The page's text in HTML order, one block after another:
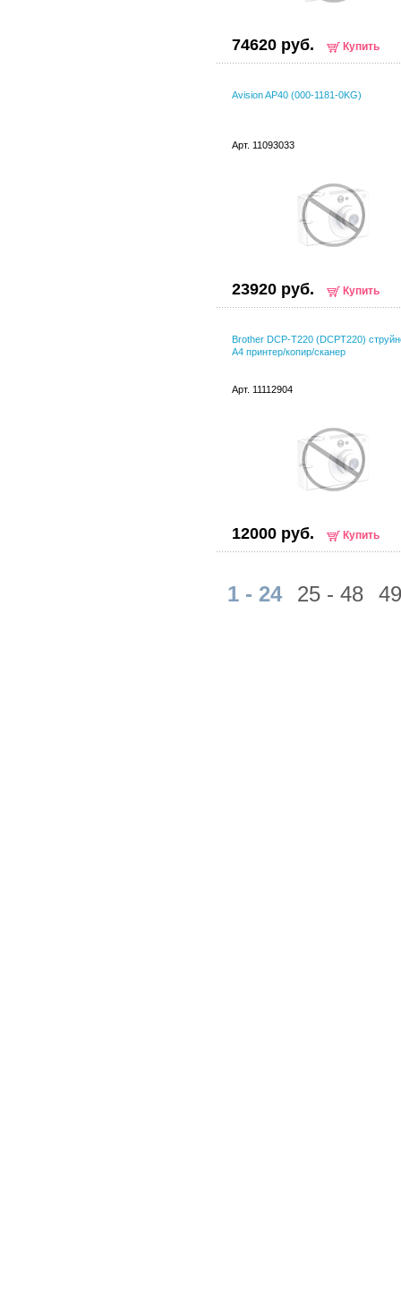
74620 руб. Купить
Avision AP40 (000-1181-0KG)
Арт. 11093033
23920 руб. Купить
Brother DCP-T220 (DCPT220)
A4 принтер/копир/сканер
Арт. 11112904
12000 руб. Купить
1 - 24 25 - 48